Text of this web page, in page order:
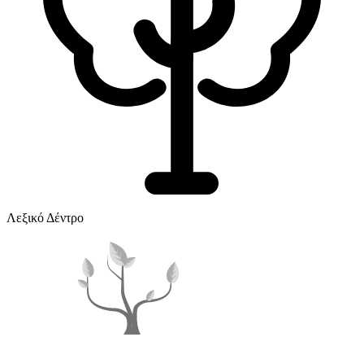
Λεξικό Δέντρο